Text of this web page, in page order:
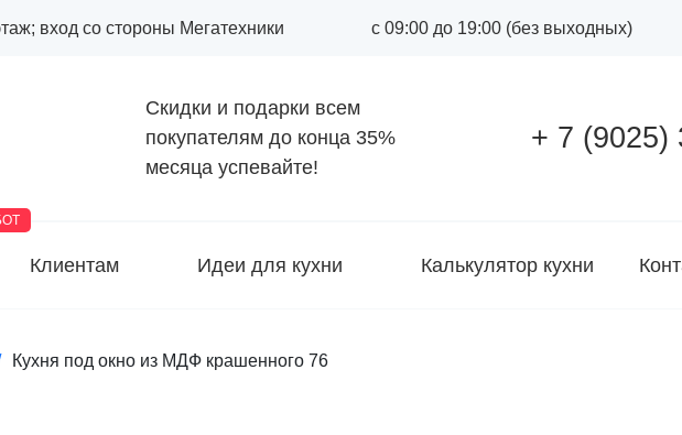
вход со стороны Мегатехники с 09:00 до 19:00 (без выходных)
Скидки и подарки всем
покупателям до конца 35%
месяца успевайте!
+ 7 (9025)
Клиентам Идеи для кухни Калькулятор кухни
Кухня под окно из МДФ крашенного 76